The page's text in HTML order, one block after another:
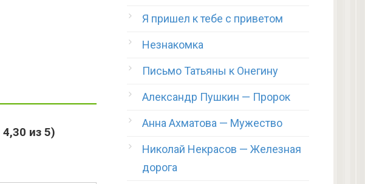
4,30 из 5)
Я пришел к тебе с приветом
Незнакомка
Письмо Татьяны к Онегину
Александр Пушкин — Пророк
Анна Ахматова — Мужество
Николай Некрасов — Железная
дорога